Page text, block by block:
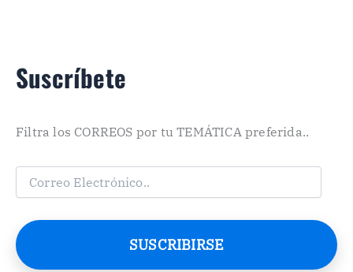
Suscríbete
Filtra los CORREOS por tu TEMÁTICA preferida..
C
e
o
SUSCRIBIRSE